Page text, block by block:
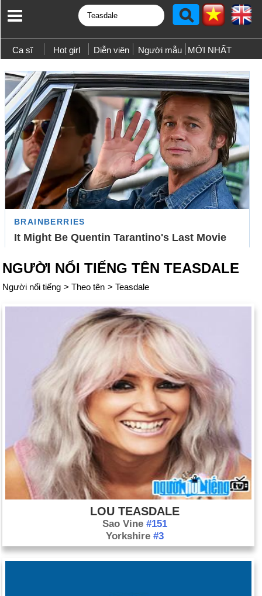
Ca sĩ Hot girl Diễn viên Người mẫu MỚI NHẤT
NGƯỜI NỔI TIẾNG TÊN TEASDALE
Người nổi tiếng > Theo tên > Teasdale
LOU TEASDALE
Sao Vine #151
Yorkshire #3